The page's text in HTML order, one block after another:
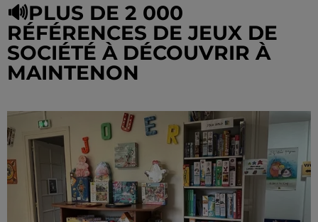
🔊PLUS DE 2 000
RÉFÉRENCES DE JEUX DE
SOCIÉTÉ À DÉCOUVRIR À
MAINTENON